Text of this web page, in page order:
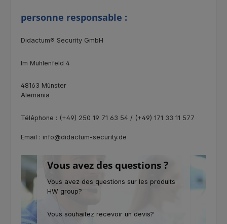
personne responsable :
Didactum® Security GmbH
Im Mühlenfeld 4
48163 Münster
Alemania
Téléphone : (+49) 250 19 71 63 54 / (+49) 171 33 11 577
Email : info@didactum-security.de
Vous avez des questions ?
Vous avez des questions sur les produits
HW group?
Vous souhaitez recevoir un devis?